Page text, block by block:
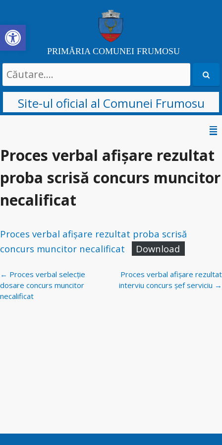
Deschide bara de unelte
PRIMĂRIA COMUNEI FRUMOSU
Search
for:
Site-ul oficial al Comunei Frumosu
conținut
Proces verbal afișare rezultat
proba scrisă concurs muncitor
necalificat
Proces verbal afișare rezultat proba scrisă
concurs muncitor necalificat
Download
Navigare
postări
← Proces verbal selecție
dosare concurs muncitor
necalificat
Proces verbal afișare rezultat
interviu concurs șef serviciu →